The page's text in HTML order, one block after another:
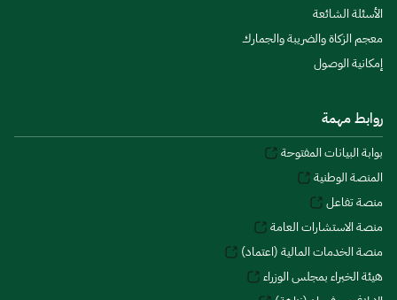
الأسئلة الشائعة
معجم الزكاة والضريبة والجمارك
إمكانية الوصول
روابط مهمة
بوابة البيانات المفتوحة
المنصة الوطنية
منصة تفاعل
منصة الاستشارات العامة
منصة الخدمات المالية (اعتماد)
هيئة الخبراء بمجلس الوزراء